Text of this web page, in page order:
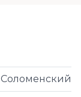
Соломенский